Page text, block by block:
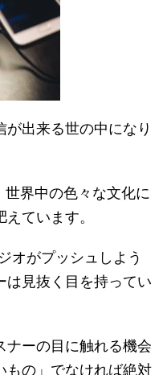
出来る世の中になり
界中の色々な文化に
ています。
オがプッシュしよう
は見抜く目を持ってい
ナーの目に触れる機会
もの」でなければ絶対